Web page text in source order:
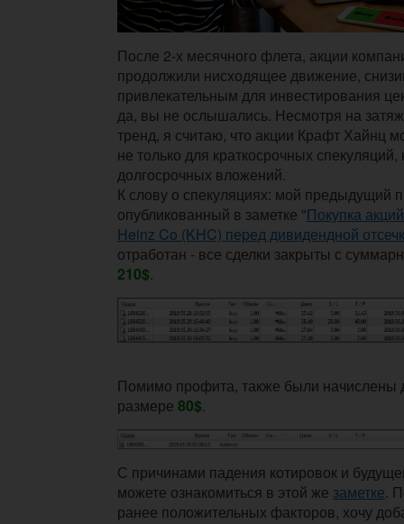
После 2-х месячного флета, акции
продолжили нисходящее движение,
привлекательным для инвестирования
да, вы не ослышались. Несмотря на
тренд, я считаю, что акции Крафт Хайнц
не только для краткосрочных
долгосрочных вложений.
К слову о спекуляциях: мой предыдущий
опубликованный в заметке "Покупка
Heinz Co (KHC) перед дивидендной
отработан - все сделки закрыты с
210$.
Помимо профита, также были начислены
размере 80$.
С причинами падения котировок и
можете ознакомиться в этой же заметке.
ранее положительных факторов, хочу